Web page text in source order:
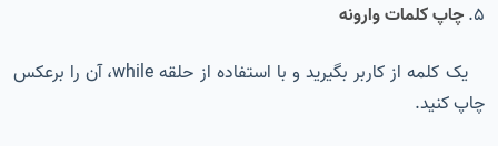
5. چاپ کلمات وارونه
یک کلمه از کاربر بگیرید و با استفاده از حلقه while، آن را برعکس
چاپ کنید.